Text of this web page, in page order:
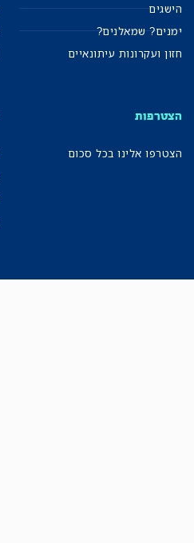
הישגים
ימנים? שמאלנים?
חזון ועקרונות עיתונאיים
הצטרפות
הצטרפו אלינו בכל סכום